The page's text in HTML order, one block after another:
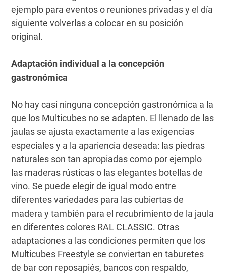
ejemplo para eventos o reuniones privadas y el día
siguiente volverlas a colocar en su posición
original.
Adaptación individual a la concepción
gastronómica
No hay casi ninguna concepción gastronómica a la
que los Multicubes no se adapten. El llenado de las
jaulas se ajusta exactamente a las exigencias
especiales y a la apariencia deseada: las piedras
naturales son tan apropiadas como por ejemplo
las maderas rústicas o las elegantes botellas de
vino. Se puede elegir de igual modo entre
diferentes variedades para las cubiertas de
madera y también para el recubrimiento de la jaula
en diferentes colores RAL CLASSIC. Otras
adaptaciones a las condiciones permiten que los
Multicubes Freestyle se conviertan en taburetes
de bar con reposapiés, bancos con respaldo,